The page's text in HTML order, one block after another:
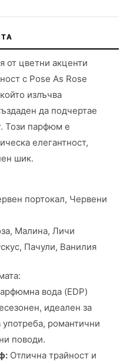
от цветни акценти
с Pose As Rose
излъчва
да подчертае
Този парфюм е
елегантност,
шик.
портокал, Червени
Малина, Личи
Пачули, Ванилия
вода (EDP)
идеален за
романтични
поводи.
Отлична трайност и